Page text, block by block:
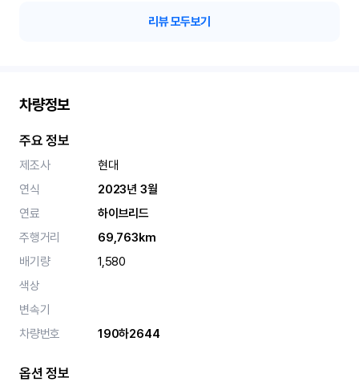
리뷰 모두보기
차량정보
주요 정보
제조사
현대
연식
2023년 3월
연료
하이브리드
주행거리
69,763km
배기량
1,580
색상
변속기
차량번호
190하2644
옵션 정보